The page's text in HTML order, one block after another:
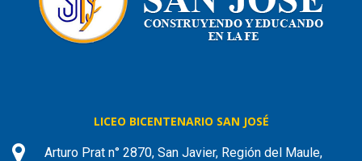
LICEO BICENTENARIO SAN JOSÉ
Arturo Prat n° 2870, San Javier, Región del Maule,